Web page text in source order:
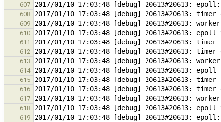
607
608
609
610
611
612
613
614
615
616
617
618
619